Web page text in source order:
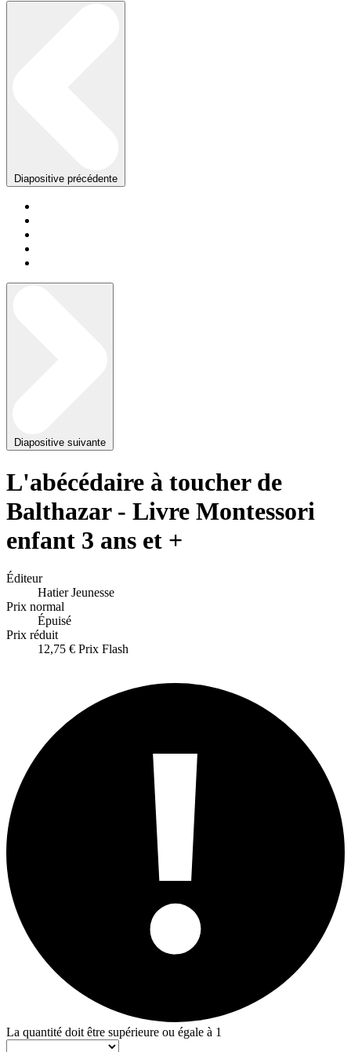
Diapositive précédente
Diapositive suivante
L'abécédaire à toucher de
Balthazar - Livre Montessori
enfant 3 ans et +
Éditeur
Hatier Jeunesse
Prix normal
Épuisé
Prix réduit
12,75 € Prix Flash
La quantité doit être supérieure ou égale à 1